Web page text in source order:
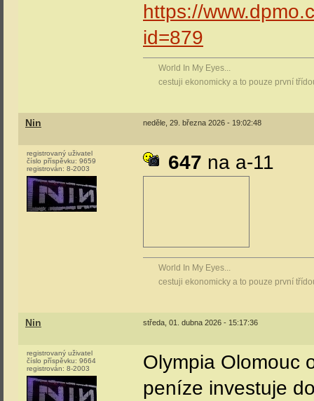
https://
id=879
World In My Eyes...
cestuji ekonomicky a to pouze první
Nin neděle, 29. března 2026 - 19:02:48
registrovaný uživatel
číslo příspěvku: 9659
registrován: 8-2003 647 na a-11
World In My Eyes...
cestuji ekonomicky a to pouze první
Nin středa, 01. dubna 2026 - 15:17:36
registrovaný uživatel
číslo příspěvku: 9664
registrován: 8-2003
Olympia Olomouc
peníze investuje